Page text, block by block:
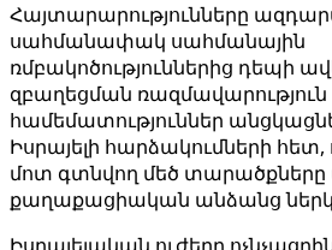
Հայտարարությունները
սահմանափակ սահմանային
ռմբակոծություններից դեպի
զբաղեցման ռազմավարություն
համեմատություններ
Իսրայելի հարձակումների
մոտ գտնվող մեծ տարածքները
քաղաքացիական անձանց